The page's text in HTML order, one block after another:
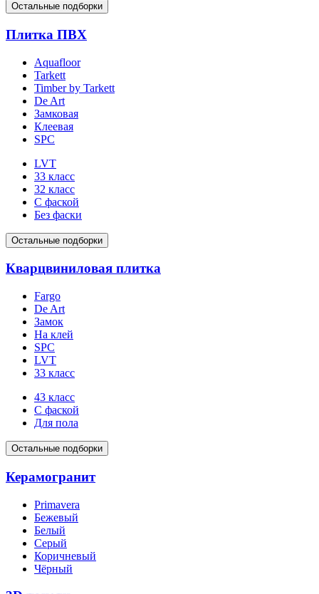
Остальные подборки
Плитка ПВХ
Aquafloor
Tarkett
Timber by Tarkett
De Art
Замковая
Клеевая
SPC
LVT
33 класс
32 класс
С фаской
Без фаски
Остальные подборки
Кварцвиниловая плитка
Fargo
De Art
Замок
На клей
SPC
LVT
33 класс
43 класс
С фаской
Для пола
Остальные подборки
Керамогранит
Primavera
Бежевый
Белый
Серый
Коричневый
Чёрный